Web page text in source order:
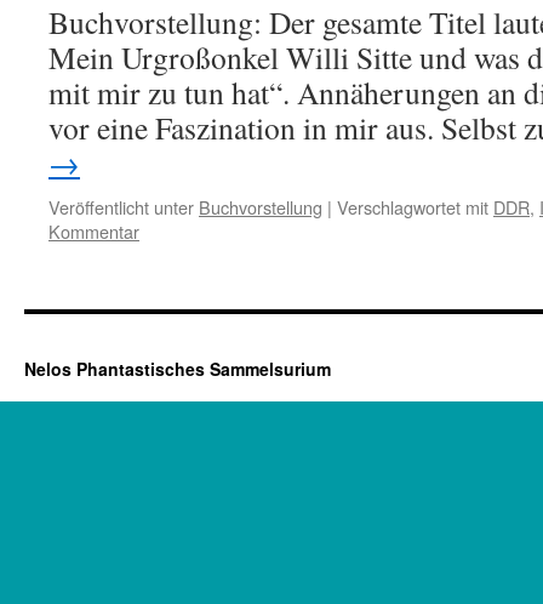
Buchvorstellung: Der gesamte Titel
Mein Urgroßonkel Willi Sitte und was
mit mir zu tun hat“. Annäherungen an
vor eine Faszination in mir aus.
→
Veröffentlicht unter Buchvorstellung | Verschlagwortet mit DDR,
Kommentar
Nelos Phantastisches Sammelsurium